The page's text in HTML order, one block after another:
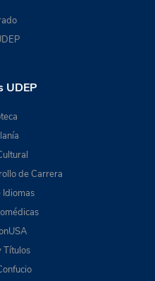
UDEP
de Carrera
Idiomas
Títulos